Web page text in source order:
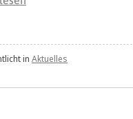
in Aktuelles